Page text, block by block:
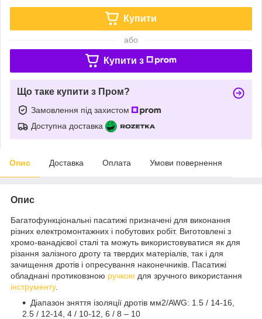
Купити
або
Купити з
Що таке купити з Пром?
Замовлення під захистом
Доступна доставка
Опис Доставка Оплата Умови повернення
Опис
Багатофункціональні пасатижі призначені для виконання
різних електромонтажних і побутових робіт. Виготовлені з
хромо-ванадієвої сталі та можуть використовуватися як для
різання залізного дроту та твердих матеріалів, так і для
зачищення дротів і опресування наконечників. Пасатижі
обладнані протиковзною ручкою для зручного використання
інструменту.
Діапазон зняття ізоляції дротів мм2/AWG: 1.5 / 14-16,
2.5 / 12-14, 4 / 10-12, 6 / 8 – 10